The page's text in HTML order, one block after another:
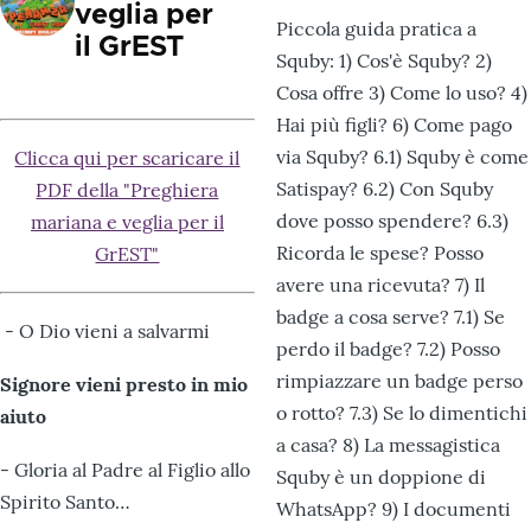
veglia per
il GrEST
Clicca qui per scaricare il
PDF della "Preghiera
mariana e veglia per il
GrEST"
- O Dio vieni a salvarmi
Signore vieni presto in mio
aiuto
- Gloria al Padre al Figlio allo
Spirito Santo…
Piccola guida pratica a
Squby: 1) Cos'è Squby? 2)
Cosa offre 3) Come lo uso? 4)
Hai più figli? 6) Come pago
via Squby? 6.1) Squby è come
Satispay? 6.2) Con Squby
dove posso spendere? 6.3)
Ricorda le spese? Posso
avere una ricevuta? 7) Il
badge a cosa serve? 7.1) Se
perdo il badge? 7.2) Posso
rimpiazzare un badge perso
o rotto? 7.3) Se lo dimentichi
a casa? 8) La messagistica
Squby è un doppione di
WhatsApp? 9) I documenti